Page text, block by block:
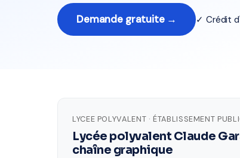
Demande gratuite → ✓ Crédit
LYCEE POLYVALENT · ÉTABLISSEMENT
Lycée polyvalent Claude
chaîne graphique